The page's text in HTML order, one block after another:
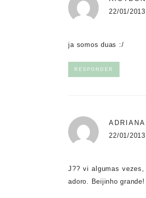
22/01/
ja somos duas :/
RESPONDER
ADRIANA
22/01/
J?? vi algumas
adoro. Beijinho grande!